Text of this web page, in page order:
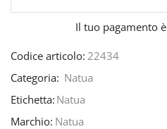
Il tuo pagamento è
Codice articolo: 22434
Categoria: Natua
Etichetta: Natua
Marchio: Natua